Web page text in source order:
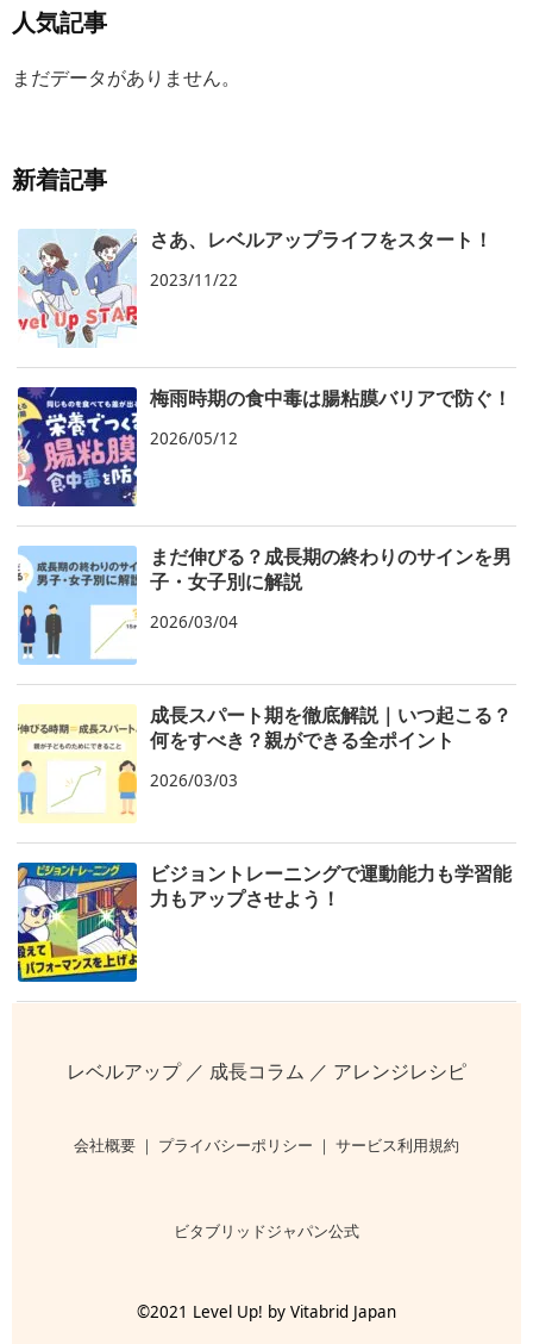
人気記事
まだデータがありません。
新着記事
さあ、レベルアップライフをスタート！
2023/11/22
梅雨時期の食中毒は腸粘膜バリアで防ぐ！
2026/05/12
まだ伸びる？成長期の終わりのサインを男
子・女子別に解説
2026/03/04
成長スパート期を徹底解説｜いつ起こる？
何をすべき？親ができる全ポイント
2026/03/03
ビジョントレーニングで運動能力も学習能
力もアップさせよう！
レベルアップ／ 成長コラム ／ アレンジレシピ
会社概要 ｜ プライバシーポリシー ｜ サービス利用規約
ビタブリッドジャパン公式
©2021 Level Up! by Vitabrid Japan